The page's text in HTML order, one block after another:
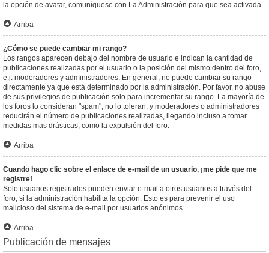
la opción de avatar, comuníquese con La Administración para que sea activada.
Arriba
¿Cómo se puede cambiar mi rango?
Los rangos aparecen debajo del nombre de usuario e indican la cantidad de
publicaciones realizadas por el usuario o la posición del mismo dentro del foro,
e.j. moderadores y administradores. En general, no puede cambiar su rango
directamente ya que está determinado por la administración. Por favor, no abuse
de sus privilegios de publicación solo para incrementar su rango. La mayoría de
los foros lo consideran "spam", no lo toleran, y moderadores o administradores
reducirán el número de publicaciones realizadas, llegando incluso a tomar
medidas mas drásticas, como la expulsión del foro.
Arriba
Cuando hago clic sobre el enlace de e-mail de un usuario, ¡me pide que me
registre!
Solo usuarios registrados pueden enviar e-mail a otros usuarios a través del
foro, si la administración habilita la opción. Esto es para prevenir el uso
malicioso del sistema de e-mail por usuarios anónimos.
Arriba
Publicación de mensajes